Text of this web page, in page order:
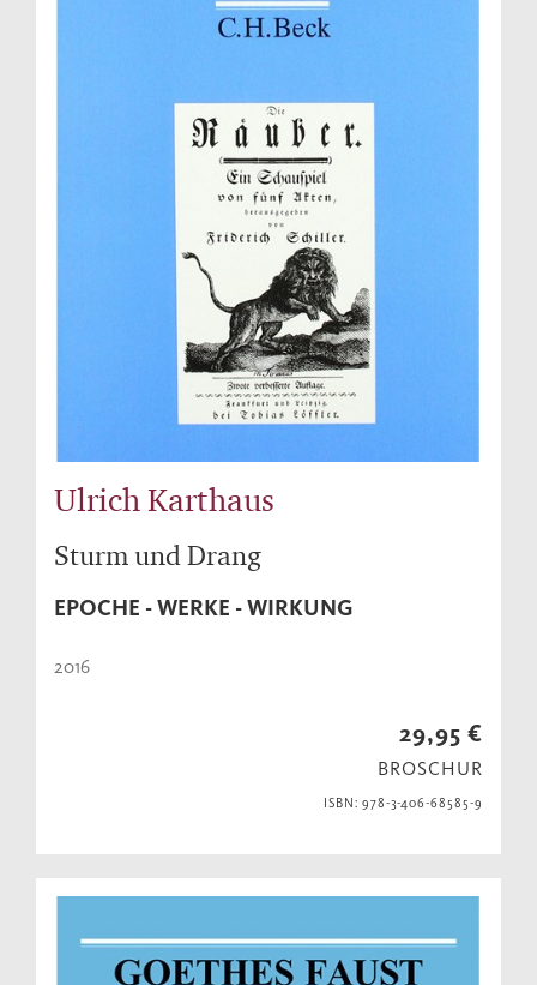
Ulrich Karthaus
Sturm und Drang
EPOCHE - WERKE - WIRKUNG
2016
29,95 €
BROSCHUR
ISBN: 978-3-406-68585-9